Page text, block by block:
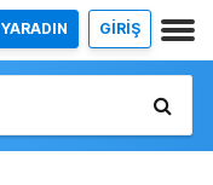
YARADIN GİRİŞ